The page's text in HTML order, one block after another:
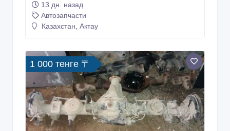
13 дн. назад
Автозапчасти
Казахстан, Актау
1 000 тенге 〒